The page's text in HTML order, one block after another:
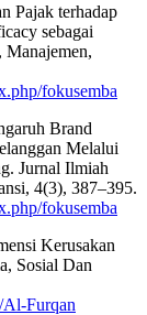
Pajak terhadap
sebagai
fokusemba
Brand
Melalui
Jurnal Ilmiah
4(3), 387–395.
fokusemba
Kerusakan
Sosial Dan
Al-Furqan